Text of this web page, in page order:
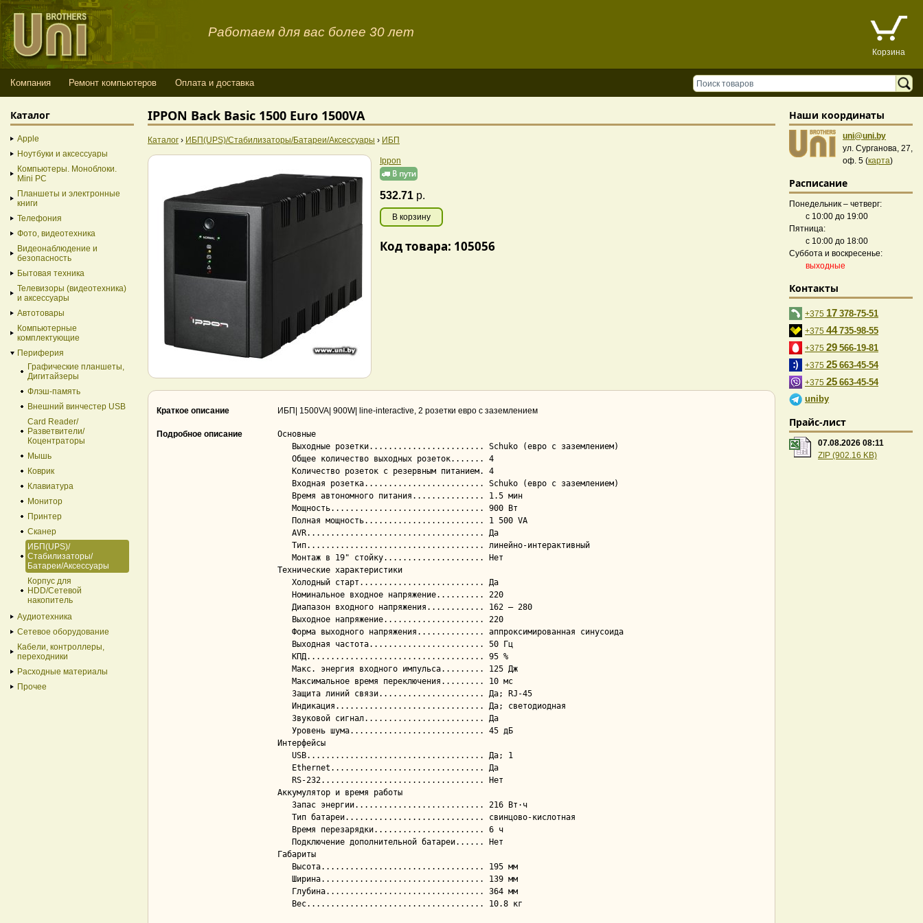
Работаем для вас более 30 лет
Корзина
Компания Ремонт компьютеров Оплата и доставка
IPPON Back Basic 1500 Euro 1500VA
Каталог › ИБП(UPS)/Стабилизаторы/Батареи/Аксессуары › ИБП
Ippon
532.71 р.
В корзину
Код товара: 105056
Краткое описание ИБП| 1500VA| 900W| line-interactive, 2 розетки евро с заземлением
Подробное описание
Основные
Технические характеристики
Интерфейсы
Аккумулятор и время работы
Габариты
Каталог
Apple
Ноутбуки и аксессуары
Компьютеры. Моноблоки.
Mini PC
Планшеты и электронные
книги
Телефония
Фото, видеотехника
Видеонаблюдение и
безопасность
Бытовая техника
Телевизоры (видеотехника)
и аксессуары
Автотовары
Компьютерные
комплектующие
Периферия
Графические планшеты,
Дигитайзеры
Флэш-память
Внешний винчестер USB
Card Reader/
Разветвители/
Коцентраторы
Мышь
Коврик
Клавиатура
Монитор
Принтер
Сканер
ИБП(UPS)/
Стабилизаторы/
Батареи/Аксессуары
Корпус для
HDD/Cетевой
накопитель
Аудиотехника
Сетевое оборудование
Кабели, контроллеры,
переходники
Расходные материалы
Прочее
Наши координаты
uni@uni.by
ул. Сурганова, 27,
оф. 5 (карта)
Расписание
Понедельник – четверг:
с 10:00 до 19:00
Пятница:
с 10:00 до 18:00
Суббота и воскресенье:
выходные
Контакты
+375 17 378-75-51
+375 44 735-98-55
+375 29 566-19-81
+375 25 663-45-54
+375 25 663-45-54
uniby
Прайс-лист
07.08.2026 08:11
ZIP (902.16 KB)